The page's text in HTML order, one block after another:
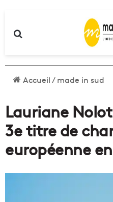
Accueil/made in sud
Lauriane
3e titre de
européenne